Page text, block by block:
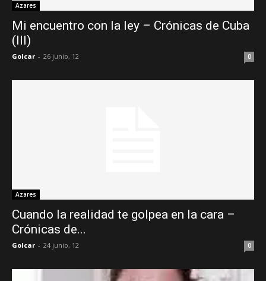
Azares
Mi encuentro con la ley – Crónicas de Cuba
(III)
Golcar - 26 junio, 12 0
Azares
Cuando la realidad te golpea en la cara –
Crónicas de...
Golcar - 24 junio, 12 0